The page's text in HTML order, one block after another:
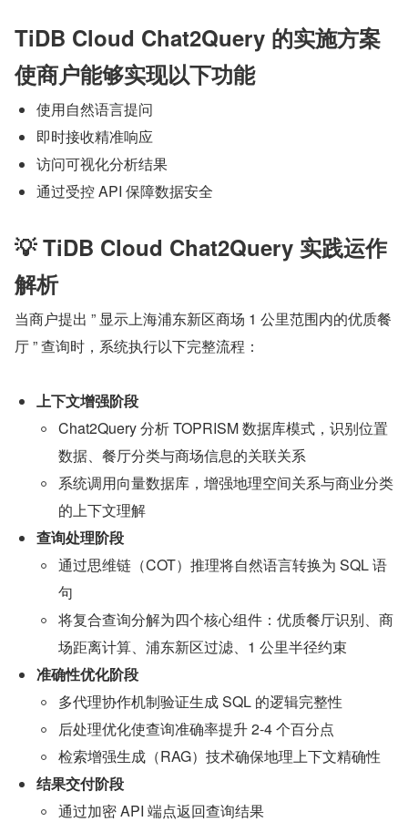
TiDB Cloud Chat2Query 的实施方案
使商户能够实现以下功能
使用自然语言提问
即时接收精准响应
访问可视化分析结果
通过受控 API 保障数据安全
💡 TiDB Cloud Chat2Query 实践运作
解析
​当商户提出 ” 显示上海浦东新区商场 1 公里范围内的优质餐
厅 ” 查询时，系统执行以下完整流程：
上下文增强阶段
Chat2Query 分析 TOPRISM 数据库模式，识别位置
数据、餐厅分类与商场信息的关联关系
系统调用向量数据库，增强地理空间关系与商业分类
的上下文理解
查询处理阶段
通过思维链（COT）推理将自然语言转换为 SQL 语
句
将复合查询分解为四个核心组件：优质餐厅识别、商
场距离计算、浦东新区过滤、1 公里半径约束
准确性优化阶段
多代理协作机制验证生成 SQL 的逻辑完整性
后处理优化使查询准确率提升 2-4 个百分点
检索增强生成（RAG）技术确保地理上下文精确性
结果交付阶段
通过加密 API 端点返回查询结果